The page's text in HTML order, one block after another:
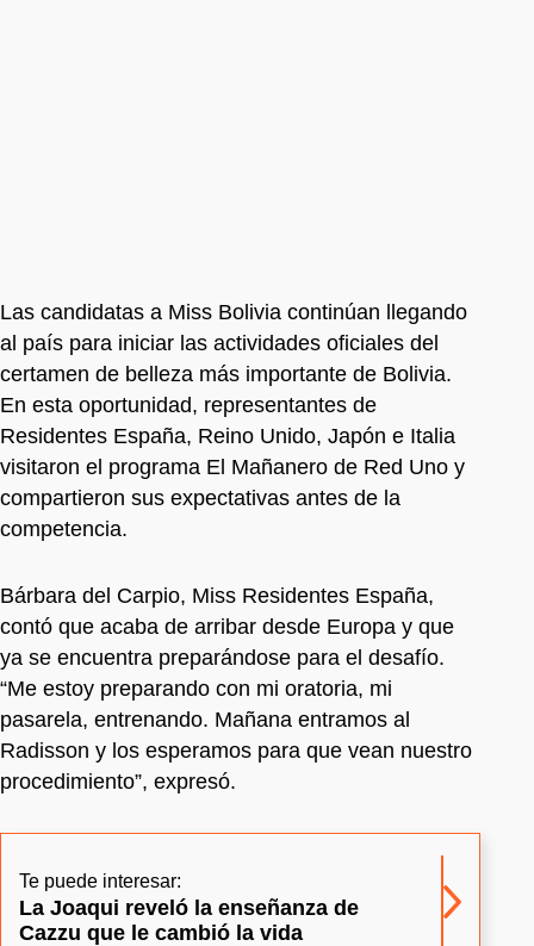
Las candidatas a Miss Bolivia continúan llegando
al país para iniciar las actividades oficiales del
certamen de belleza más importante de Bolivia.
En esta oportunidad, representantes de
Residentes España, Reino Unido, Japón e Italia
visitaron el programa El Mañanero de Red Uno y
compartieron sus expectativas antes de la
competencia.
Bárbara del Carpio, Miss Residentes España,
contó que acaba de arribar desde Europa y que
ya se encuentra preparándose para el desafío.
“Me estoy preparando con mi oratoria, mi
pasarela, entrenando. Mañana entramos al
Radisson y los esperamos para que vean nuestro
procedimiento”, expresó.
Te puede interesar:
La Joaqui reveló la enseñanza de
Cazzu que le cambió la vida